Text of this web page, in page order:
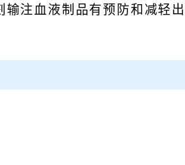
注血液制品有预防和减轻出